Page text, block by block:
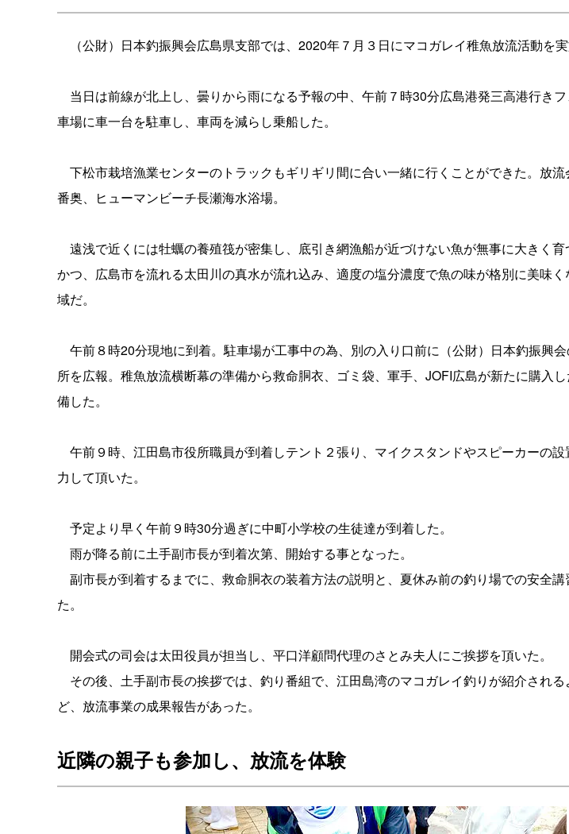
（公財）日本釣振興会広島県支部では、2020年７月３日にマコガレイ稚魚放流活動を実
当日は前線が北上し、曇りから雨になる予報の中、午前７時30分広島港発三高港行き
車場に車一台を駐車し、車両を減らし乗船した。
下松市栽培漁業センターのトラックもギリギリ間に合い一緒に行くことができた。放
番奥、ヒューマンビーチ長瀬海水浴場。
遠浅で近くには牡蠣の養殖筏が密集し、底引き網漁船が近づけない魚が無事に大きく
かつ、広島市を流れる太田川の真水が流れ込み、適度の塩分濃度で魚の味が格別に美味
域だ。
午前８時20分現地に到着。駐車場が工事中の為、別の入り口前に（公財）日本釣振興
所を広報。稚魚放流横断幕の準備から救命胴衣、ゴミ袋、軍手、JOFI広島が新たに購入
備した。
午前９時、江田島市役所職員が到着しテント２張り、マイクスタンドやスピーカーの
力して頂いた。
予定より早く午前９時30分過ぎに中町小学校の生徒達が到着した。
雨が降る前に土手副市長が到着次第、開始する事となった。
副市長が到着するまでに、救命胴衣の装着方法の説明と、夏休み前の釣り場での安全
た。
開会式の司会は太田役員が担当し、平口洋顧問代理のさとみ夫人にご挨拶を頂いた。
その後、土手副市長の挨拶では、釣り番組で、江田島湾のマコガレイ釣りが紹介され
ど、放流事業の成果報告があった。
近隣の親子も参加し、放流を体験